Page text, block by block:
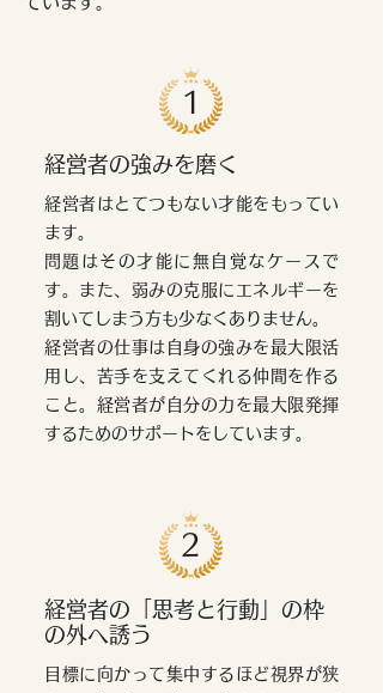
1
経営者の強みを磨く
経営者はとてつもない才能をもってい
ます。
問題はその才能に無自覚なケースで
す。また、弱みの克服にエネルギーを
割いてしまう方も少なくありません。
経営者の仕事は自身の強みを最大限活
用し、苦手を支えてくれる仲間を作る
こと。経営者が自分の力を最大限発揮
するためのサポートをしています。
2
経営者の「思考と行動」の枠
の外へ誘う
目標に向かって集中するほど視界が狭